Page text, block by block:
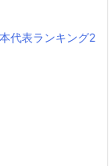
代表ランキング2